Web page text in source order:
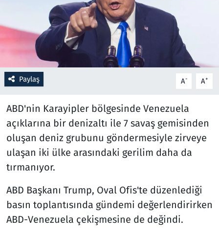
Paylaş A- A+
ABD'nin Karayipler bölgesinde Venezuela
açıklarına bir denizaltı ile 7 savaş gemisinden
oluşan deniz grubunu göndermesiyle zirveye
ulaşan iki ülke arasındaki gerilim daha da
tırmanıyor.
ABD Başkanı Trump, Oval Ofis'te düzenlediği
basın toplantısında gündemi değerlendirirken
ABD-Venezuela çekişmesine de değindi.
Rüya Tabirleri
Sağlık
Savunma Sanayi
Seçim 2023
Spor
Teknoloji ve Bilim
Televizyon